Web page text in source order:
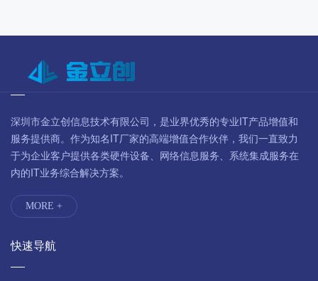
深圳市金立创信息技术有限公司，是业界优秀的专业IT产品增值和
服务提供商。作为知名IT厂家的高端增值合作伙伴，我们一直致力
于为企业客户提供各类硬件设备、网络信息服务、系统集成服务在
内的IT业务综合解决方案。
MORE +
快速导航